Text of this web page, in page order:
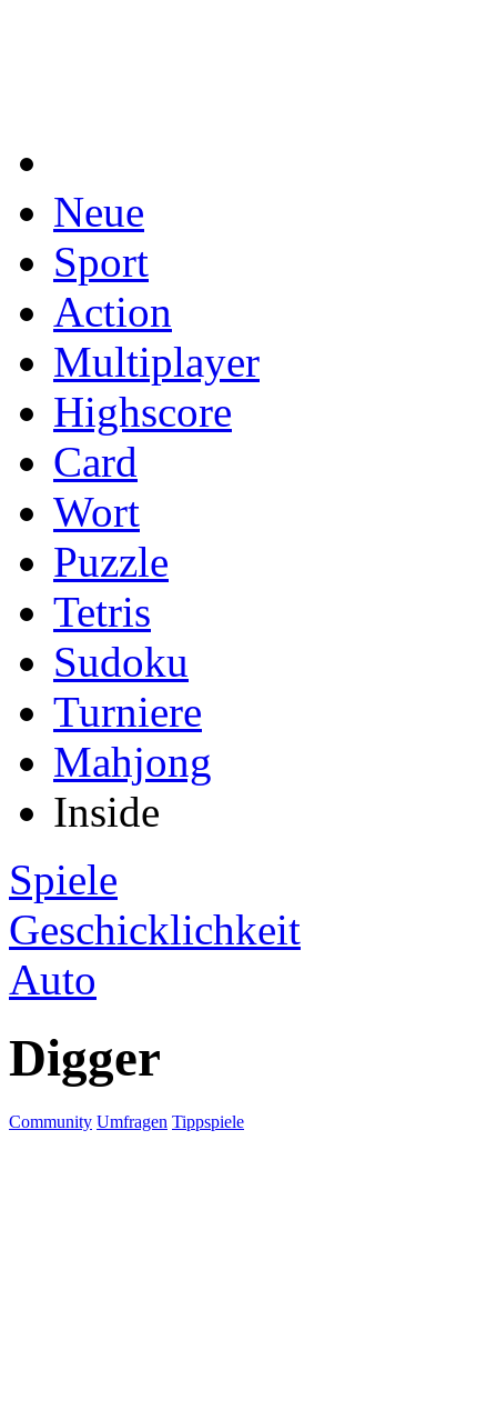
Neue
Sport
Action
Multiplayer
Highscore
Card
Wort
Puzzle
Tetris
Sudoku
Turniere
Mahjong
Inside
Spiele
Geschicklichkeit
Auto
Digger
Community Umfragen Tippspiele